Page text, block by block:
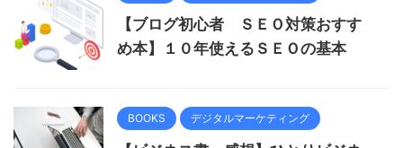
【ブログ初心者 ＳＥＯ対策おすす
め本】１０年使えるＳＥＯの基本
BOOKS デジタルマーケティング